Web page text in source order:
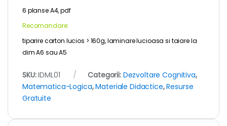
6 planse A4, pdf
Recomandare:
tiparire carton lucios > 160g, laminare lucioasa si taiare la
dim A6 sau A5
SKU:IDML01 Categorii: Dezvoltare Cognitiva,
Matematica-Logica,Materiale Didactice,Resurse
Gratuite